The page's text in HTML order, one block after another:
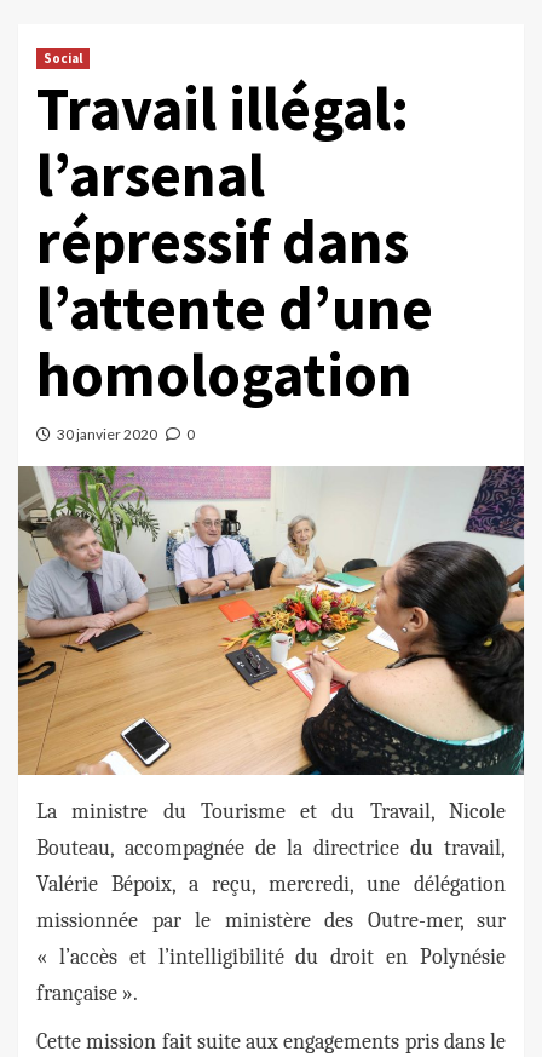
Social
Travail illégal:
l’arsenal
répressif dans
l’attente d’une
homologation
30 janvier 2020 0
La ministre du Tourisme et du Travail, Nicole
Bouteau, accompagnée de la directrice du travail,
Valérie Bépoix, a reçu, mercredi, une délégation
missionnée par le ministère des Outre-mer, sur
« l’accès et l’intelligibilité du droit en Polynésie
française ».
Cette mission fait suite aux engagements pris dans le